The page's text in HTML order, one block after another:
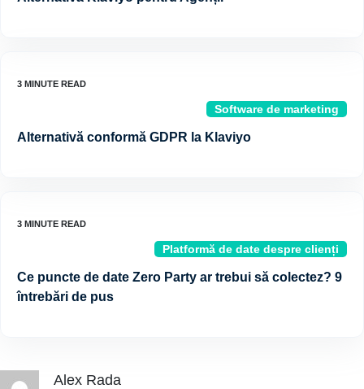
Software de marketing
Alternativă conformă GDPR la Klaviyo
Platformă de date despre clienți
Ce puncte de date Zero Party ar trebui să colectez? 9
întrebări de pus
Alex Rada